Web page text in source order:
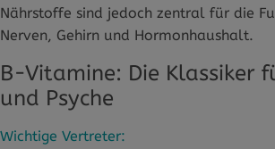
Nährstoffe sind jedoch zentral für die
Nerven, Gehirn und Hormonhaushalt.
B-Vitamine: Die Klassiker
und Psyche
Wichtige Vertreter: